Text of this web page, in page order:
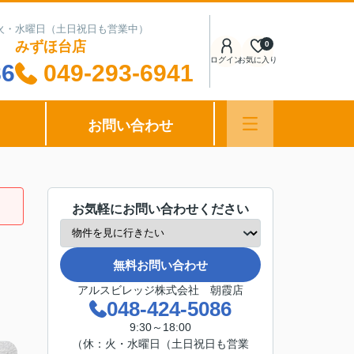
水曜日（土日祝日も営業中）
みずほ台店
049-293-6941
ログインお気に入り
0
お問い合わせ
お気軽にお問い合わせください
無料お問い合わせ
アルスビレッジ株式会社 朝霞店
048-424-5086
9:30～18:00
（休：火・水曜日（土日祝日も営業